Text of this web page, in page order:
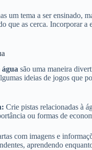
um tema a ser ensinado,
que as cerca. Incorporar
são uma maneira
ideias de jogos que
Crie pistas relacionadas à
ou formas de
com imagens e
aprendendo